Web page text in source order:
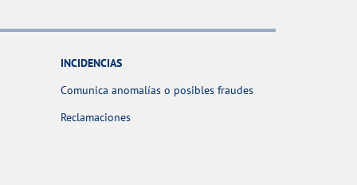
INCIDENCIAS
Comunica anomalías o posibles fraudes
Reclamaciones